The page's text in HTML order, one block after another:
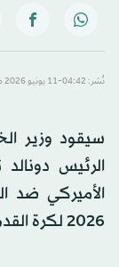
نُشر: 04:42-11 يونيو 2026 م ـ 26 ذو الحِجّة 1447 هـ
سيقود وزير
الرئيس
الأميركي ضد
2026 لكرة القدم، بحسب ما قالت وزارة الخارجية.